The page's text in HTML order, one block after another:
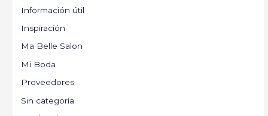
Información útil
Inspiración
Ma Belle Salon
Mi Boda
Proveedores
Sin categoría